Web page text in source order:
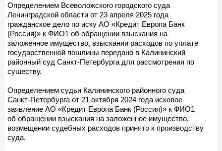
Определением Всеволожского городского суда
Ленинградской области от 23 апреля 2025 года
гражданское дело по иску АО «Кредит Европа Банк
(Россия)» к ФИО1 об обращении взыскания на
заложенное имущество, взыскании расходов по уплате
государственной пошлины передано в Калининский
районный суд Санкт-Петербурга для рассмотрения по
существу.
Определением судьи Калининского районного суда
Санкт-Петербурга от 21 октября 2024 года исковое
заявление АО «Кредит Европа Банк (Россия)» к ФИО1
об обращении взыскания на заложенное имущество,
возмещении судебных расходов принято к производству
суда.